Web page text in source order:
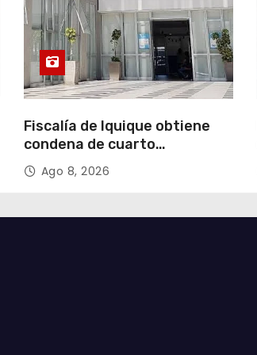
Fiscalía de Iquique obtiene
condena de cuarto
participante en violento
asalto a comerciante
Ago 8, 2026